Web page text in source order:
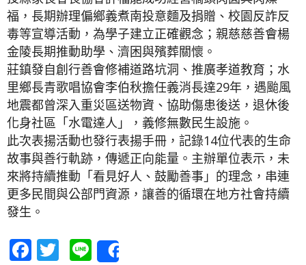
福，長期辦理偏鄉義煮南投意麵及捐贈、校園反詐反
毒等宣導活動，為學子建立正確觀念；親慈慈善會楊
金陵長期推動助學、濟困與殯葬關懷。
莊鎮發自創行善會修補道路坑洞、推廣孝道教育；水
里鄉長青歌唱協會李伯秋擔任義消長達29年，遇颱風
地震都曾深入重災區送物資、協助傷患後送，退休後
化身社區「水電達人」，義修無數民生設施。
此次表揚活動也發行表揚手冊，記錄14位代表的生命
故事與善行軌跡，傳遞正向能量。主辦單位表示，未
來將持續推動「看見好人、鼓勵善事」的理念，串連
更多民間與公部門資源，讓善的循環在地方社會持續
發生。
Facebook
Twitter
Line